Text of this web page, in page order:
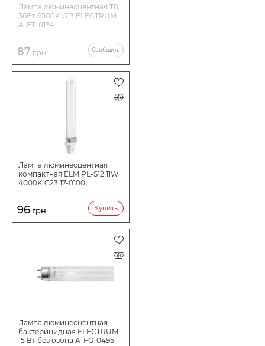
Лампа люминесцентная Т8
36Вт 6500K G13 ELECTRUM
A-FT-0134
87 грн Сообщить
Лампа люминесцентная
компактная ELM PL-S12 11W
4000K G23 17-0100
96 грн Купить
Лампа люминесцентная
бактерицидная ELECTRUM
15 Вт без озона A-FG-0495